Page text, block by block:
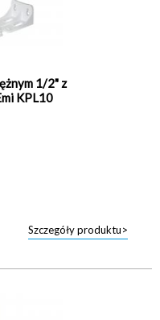
1/2" z
KPL10
Szczegóły produktu>